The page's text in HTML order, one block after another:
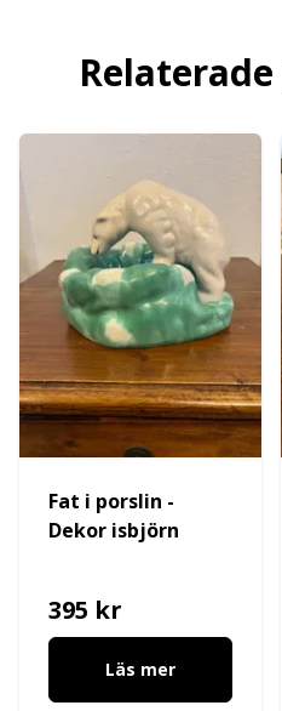
Fat i porslin -
Dekor isbjörn
395 kr
Läs mer